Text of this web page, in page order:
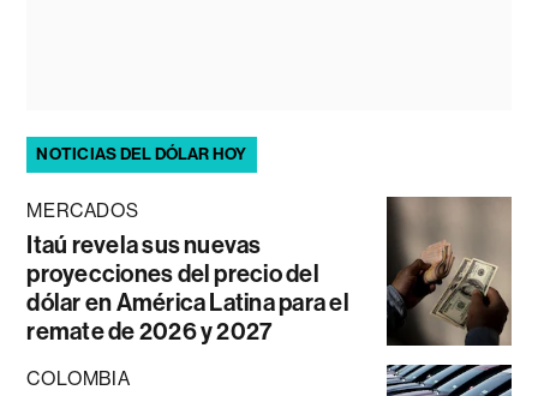
NOTICIAS DEL DÓLAR HOY
MERCADOS
Itaú revela sus nuevas
proyecciones del precio del
dólar en América Latina para el
remate de 2026 y 2027
COLOMBIA